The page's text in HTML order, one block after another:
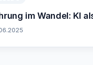
im Wandel: KI